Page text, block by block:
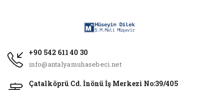
+90 542 611 40 30
info@antalyamuhasebeci.net
Çatalköprü Cd. İnönü İş Merkezi No:39/405